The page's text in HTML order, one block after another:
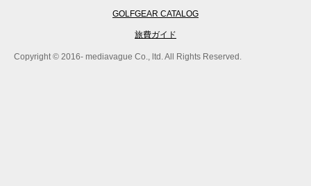
GOLFGEAR CATALOG
旅費ガイド
Copyright © 2016- mediavague Co., ltd. All Rights Reserved.